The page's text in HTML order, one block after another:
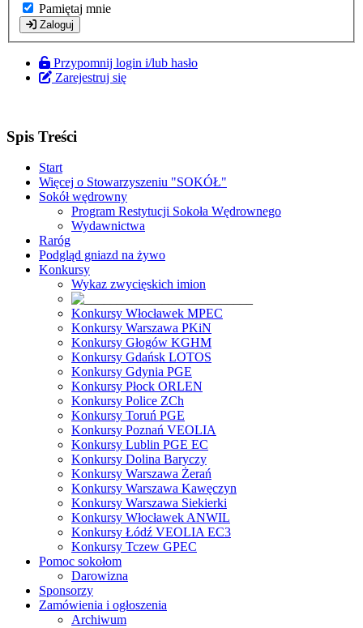
Pamiętaj mnie
Zaloguj
Przypomnij login i/lub hasło
Zarejestruj się
Spis Treści
Start
Więcej o Stowarzyszeniu "SOKÓŁ"
Sokół wędrowny
Program Restytucji Sokoła Wędrownego
Wydawnictwa
Raróg
Podgląd gniazd na żywo
Konkursy
Wykaz zwycięskich imion
Konkursy Włocławek MPEC
Konkursy Warszawa PKiN
Konkursy Głogów KGHM
Konkursy Gdańsk LOTOS
Konkursy Gdynia PGE
Konkursy Płock ORLEN
Konkursy Police ZCh
Konkursy Toruń PGE
Konkursy Poznań VEOLIA
Konkursy Lublin PGE EC
Konkursy Dolina Baryczy
Konkursy Warszawa Żerań
Konkursy Warszawa Kawęczyn
Konkursy Warszawa Siekierki
Konkursy Włocławek ANWIL
Konkursy Łódź VEOLIA EC3
Konkursy Tczew GPEC
Pomoc sokołom
Darowizna
Sponsorzy
Zamówienia i ogłoszenia
Archiwum